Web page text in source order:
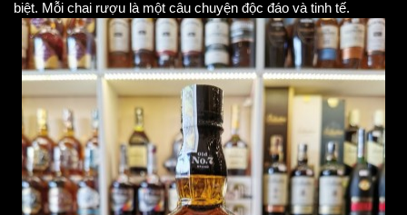
biệt. Mỗi chai rượu là một câu chuyện độc đáo và tinh tế.